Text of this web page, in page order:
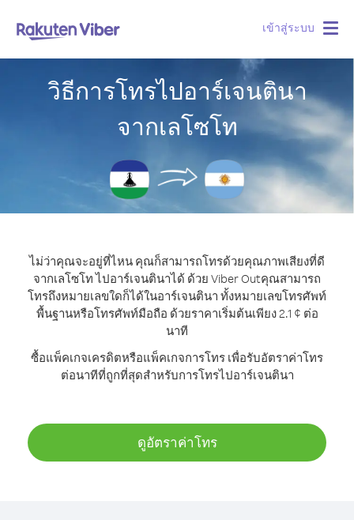
เข้าสู่ระบบ
วิธีการโทรไปอาร์เจนตินา
จากเลโซโท
ไม่ว่าคุณจะอยู่ที่ไหน คุณก็สามารถโทรด้วยคุณภาพเสียงที่ดี
จากเลโซโท ไปอาร์เจนตินาได้ ด้วย Viber Outคุณสามารถ
โทรถึงหมายเลขใดก็ได้ในอาร์เจนตินา ทั้งหมายเลขโทรศัพท์
พื้นฐานหรือโทรศัพท์มือถือ ด้วยราคาเริ่มต้นเพียง 2.1 ¢ ต่อ
นาที
ซื้อแพ็คเกจเครดิตหรือแพ็คเกจการโทร เพื่อรับอัตราค่าโทร
ต่อนาทีที่ถูกที่สุดสำหรับการโทรไปอาร์เจนตินา
ดูอัตราค่าโทร